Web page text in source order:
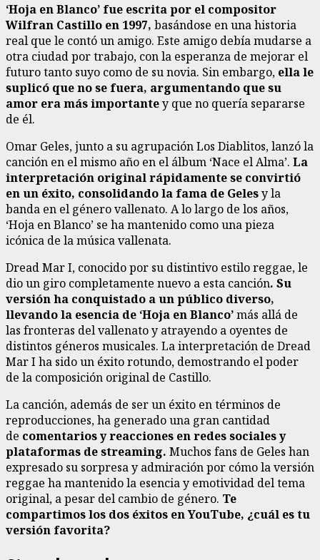
‘Hoja en Blanco’ fue escrita por el compositor
Wilfran Castillo en 1997, basándose en una historia
real que le contó un amigo. Este amigo debía mudarse a
otra ciudad por trabajo, con la esperanza de mejorar el
futuro tanto suyo como de su novia. Sin embargo, ella le
suplicó que no se fuera, argumentando que su
amor era más importantey que no quería separarse
de él.
Omar Geles, junto a su agrupación Los Diablitos, lanzó la
canción en el mismo año en el álbum ‘Nace el Alma’. La
interpretación original rápidamente se convirtió
en un éxito, consolidando la fama de Gelesy la
banda en el género vallenato. A lo largo de los años,
‘Hoja en Blanco’ se ha mantenido como una pieza
icónica de la música vallenata.
Dread Mar I, conocido por su distintivo estilo reggae, le
dio un giro completamente nuevo a esta canción. Su
versión ha conquistado a un público diverso,
llevando la esencia de ‘Hoja en Blanco’más allá de
las fronteras del vallenato y atrayendo a oyentes de
distintos géneros musicales. La interpretación de Dread
Mar I ha sido un éxito rotundo, demostrando el poder
de la composición original de Castillo.
La canción, además de ser un éxito en términos de
reproducciones, ha generado una gran cantidad
de comentarios y reacciones en redes sociales y
plataformas de streaming. Muchos fans de Geles han
expresado su sorpresa y admiración por cómo la versión
reggae ha mantenido la esencia y emotividad del tema
original, a pesar del cambio de género. Te
compartimos los dos éxitos en YouTube, ¿cuál es tu
versión favorita?